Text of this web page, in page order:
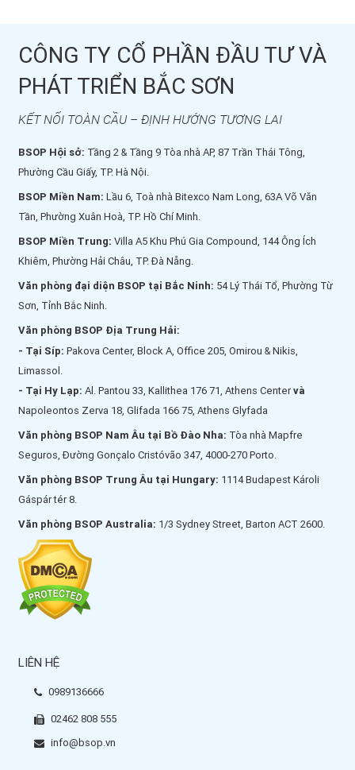
CÔNG TY CỔ PHẦN ĐẦU TƯ VÀ
PHÁT TRIỂN BẮC SƠN
KẾT NỐI TOÀN CẦU – ĐỊNH HƯỚNG TƯƠNG LAI
BSOP Hội sở: Tầng 2 & Tầng 9 Tòa nhà AP, 87 Trần Thái Tông,
Phường Cầu Giấy, TP. Hà Nội.
BSOP Miền Nam: Lầu 6, Toà nhà Bitexco Nam Long, 63A Võ Văn
Tần, Phường Xuân Hoà, TP. Hồ Chí Minh.
BSOP Miền Trung: Villa A5 Khu Phú Gia Compound, 144 Ông Ích
Khiêm, Phường Hải Châu, TP. Đà Nẵng.
Văn phòng đại diện BSOP tại Bắc Ninh: 54 Lý Thái Tổ, Phường Từ
Sơn, Tỉnh Bắc Ninh.
Văn phòng BSOP Địa Trung Hải:
- Tại Síp: Pakova Center, Block A, Office 205, Omirou & Nikis,
Limassol.
- Tại Hy Lạp: Al. Pantou 33, Kallithea 176 71, Athens Centervà
Napoleontos Zerva 18, Glifada 166 75, Athens Glyfada
Văn phòng BSOP Nam Âu tại Bồ Đào Nha: Tòa nhà Mapfre
Seguros, Đường Gonçalo Cristóvão 347, 4000-270 Porto.
Văn phòng BSOP Trung Âu tại Hungary: 1114 Budapest Károli
Gáspár tér 8.
Văn phòng BSOP Australia: 1/3 Sydney Street, Barton ACT 2600.
LIÊN HỆ
0989136666
02462 808 555
info@bsop.vn